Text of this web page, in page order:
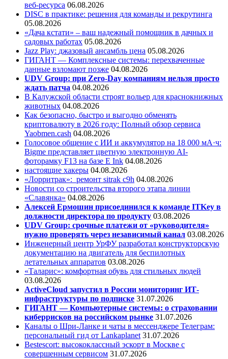
веб-ресурса 06.08.2026
DISC в практике: решения для команды и рекрутинга
05.08.2026
«Дача кстати» – ваш надежный помощник в дачных и
садовых работах 05.08.2026
Jazz Play: джазовый ансамбль цена 05.08.2026
ГИГАНТ — Комплексные системы: перехваченные
данные взломают позже 04.08.2026
UDV Group: при Zero-Day компаниям нельзя просто
ждать патча 04.08.2026
В Калужской области строят вольер для краснокнижных
животных 04.08.2026
Как безопасно, быстро и выгодно обменять
криптовалюту в 2026 году: Полный обзор сервиса
Yaobmen.cash 04.08.2026
Голосовое общение с ИИ и аккумулятор на 18 000 мА·ч:
Bigme представляет цветную электронную AI-
фоторамку F13 на базе E Ink 04.08.2026
настоящие хакеры 04.08.2026
«Лорритрак»: ремонт sitrak c9h 04.08.2026
Новости со строительства второго этапа линии
«Славянка» 04.08.2026
Алексей Ермошин присоединился к команде ITKey в
должности директора по продукту 03.08.2026
UDV Group: срочные платежи от «руководителя»
нужно проверять через независимый канал 03.08.2026
Инженерный центр УрФУ разработал конструкторскую
документацию на двигатель для беспилотных
летательных аппаратов 03.08.2026
«Таларис»: комфортная обувь для стильных людей
03.08.2026
ActiveCloud запустил в России мониторинг ИТ-
инфраструктуры по подписке 31.07.2026
ГИГАНТ — Компьютерные системы: о страховании
киберрисков на российском рынке 31.07.2026
Каналы о Шри-Ланке и чаты в мессенджере Телеграм:
персональный гид от Lankaplanet 31.07.2026
Bestescort: высококлассный эскорт в Москве с
совершенным сервисом 31.07.2026